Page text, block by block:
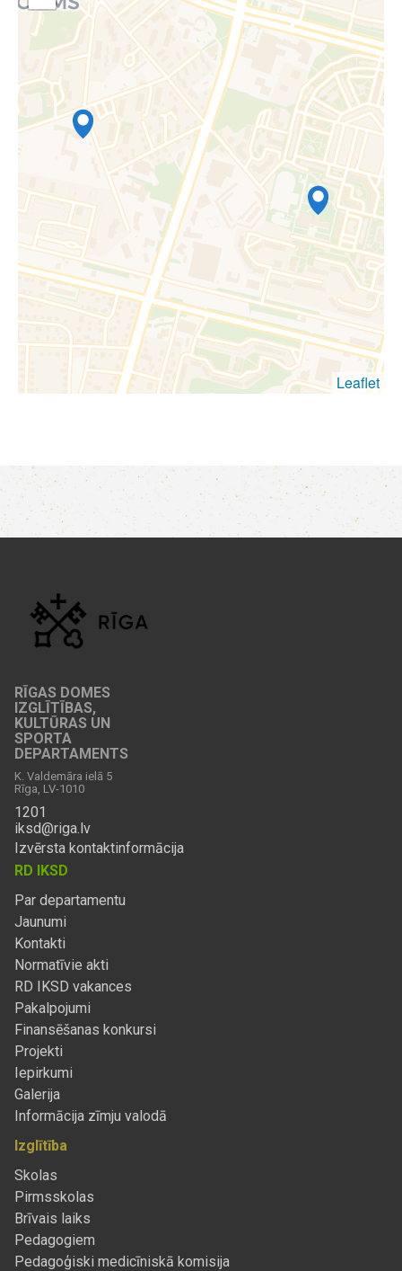
Leaflet
RĪGAS DOMES
IZGLĪTĪBAS,
KULTŪRAS UN
SPORTA
DEPARTAMENTS
K. Valdemāra ielā 5
Rīga, LV-1010
1201
iksd@riga.lv
Izvērsta kontaktinformācija
RD IKSD
Par departamentu
Jaunumi
Kontakti
Normatīvie akti
RD IKSD vakances
Pakalpojumi
Finansēšanas konkursi
Projekti
Iepirkumi
Galerija
Informācija zīmju valodā
Izglītība
Skolas
Pirmsskolas
Brīvais laiks
Pedagogiem
Pedagoģiski medicīniskā komisija